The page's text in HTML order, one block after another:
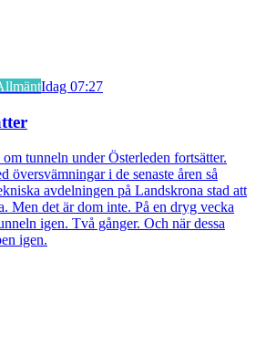
Idag 07:27
tunneln under Österleden fortsätter.
översvämningar i de senaste åren så
avdelningen på Landskrona stad att
Men det är dom inte. På en dryg vecka
igen. Två gånger. Och när dessa
igen.